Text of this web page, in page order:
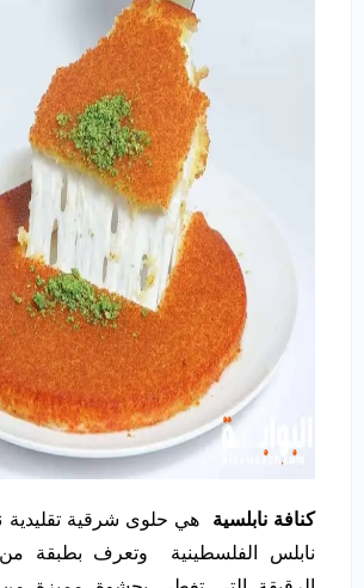
كنافة نابلسية
هي حلوى شرقية
نابلس الفلسطينية وتعرف بطبقة من